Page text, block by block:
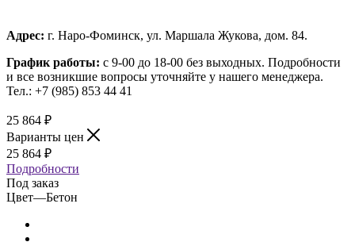
Адрес: г. Наро-Фоминск, ул. Маршала Жукова, дом. 84.
График работы: с 9-00 до 18-00 без выходных. Подробности
и все возникшие вопросы уточняйте у нашего менеджера.
Тел.: +7 (985) 853 44 41
25 864 ₽
Варианты цен
25 864 ₽
Подробности
Под заказ
Цвет—Бетон